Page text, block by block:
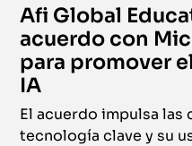
Afi Global
acuerdo con
para promover
IA
El acuerdo impulsa las
tecnología clave y su